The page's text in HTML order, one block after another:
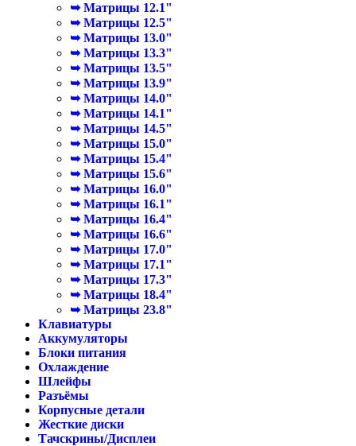
➥ Матрицы 12.1"
➥ Матрицы 12.5"
➥ Матрицы 13.0"
➥ Матрицы 13.3"
➥ Матрицы 13.5"
➥ Матрицы 13.9"
➥ Матрицы 14.0"
➥ Матрицы 14.1"
➥ Матрицы 14.5"
➥ Матрицы 15.0"
➥ Матрицы 15.4"
➥ Матрицы 15.6"
➥ Матрицы 16.0"
➥ Матрицы 16.1"
➥ Матрицы 16.4"
➥ Матрицы 16.6"
➥ Матрицы 17.0"
➥ Матрицы 17.1"
➥ Матрицы 17.3"
➥ Матрицы 18.4"
➥ Матрицы 23.8"
Клавиатуры
Аккумуляторы
Блоки питания
Охлаждение
Шлейфы
Разъёмы
Корпусные детали
Жесткие диски
Тачскрины/Дисплеи